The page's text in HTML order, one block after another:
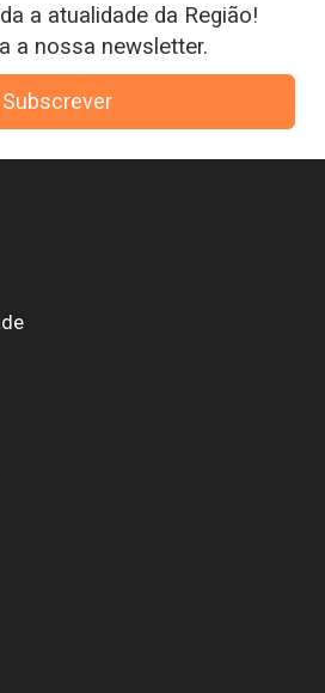
a atualidade da Região!
a nossa newsletter.
Subscrever